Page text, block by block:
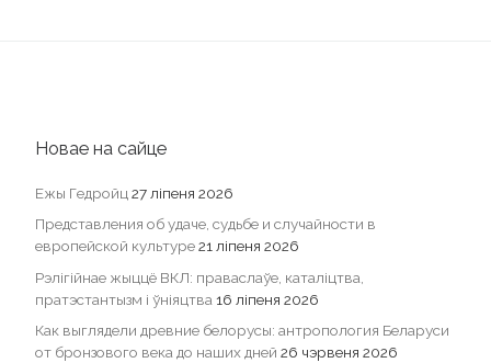
Новае на сайце
Ежы Гедройц 27 ліпеня 2026
Представления об удаче, судьбе и случайности в
европейской культуре21 ліпеня 2026
Рэлігійнае жыццё ВКЛ: праваслаўе, каталіцтва,
пратэстантызм і ўніяцтва 16 ліпеня 2026
Как выглядели древние белорусы: антропология Беларуси
от бронзового века до наших дней 26 чэрвеня 2026